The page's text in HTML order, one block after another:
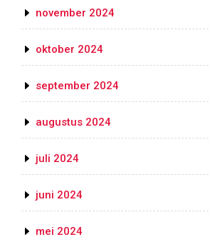
november 2024
oktober 2024
september 2024
augustus 2024
juli 2024
juni 2024
mei 2024